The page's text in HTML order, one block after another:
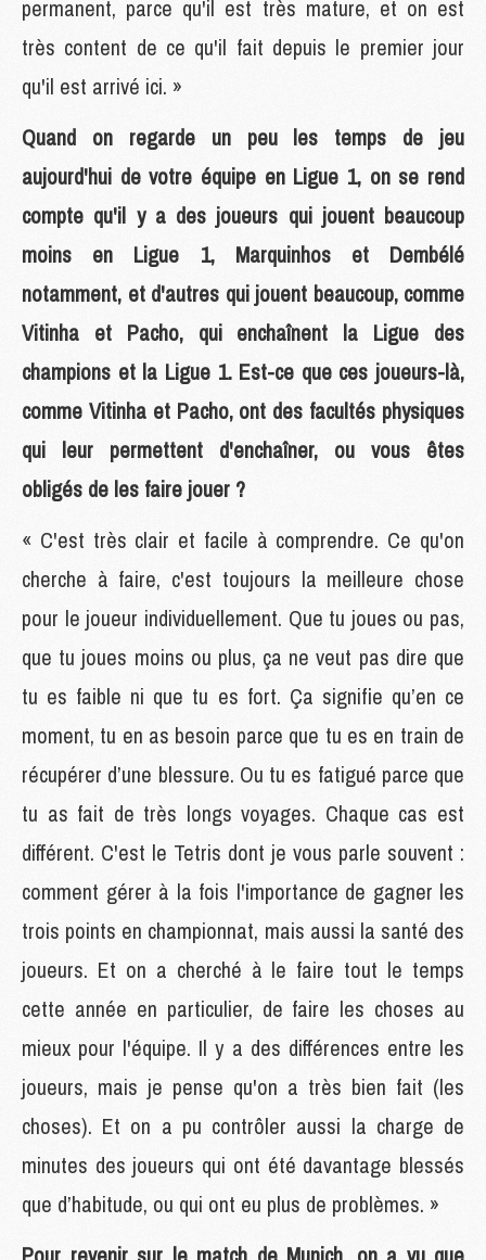
permanent, parce qu'il est très mature, et on est
très content de ce qu'il fait depuis le premier jour
qu'il est arrivé ici. »
Quand on regarde un peu les temps de jeu
aujourd'hui de votre équipe en Ligue 1, on se rend
compte qu'il y a des joueurs qui jouent beaucoup
moins en Ligue 1, Marquinhos et Dembélé
notamment, et d'autres qui jouent beaucoup, comme
Vitinha et Pacho, qui enchaînent la Ligue des
champions et la Ligue 1. Est-ce que ces joueurs-là,
comme Vitinha et Pacho, ont des facultés physiques
qui leur permettent d'enchaîner, ou vous êtes
obligés de les faire jouer ?
« C'est très clair et facile à comprendre. Ce qu'on
cherche à faire, c'est toujours la meilleure chose
pour le joueur individuellement. Que tu joues ou pas,
que tu joues moins ou plus, ça ne veut pas dire que
tu es faible ni que tu es fort. Ça signifie qu’en ce
moment, tu en as besoin parce que tu es en train de
récupérer d’une blessure. Ou tu es fatigué parce que
tu as fait de très longs voyages. Chaque cas est
différent. C'est le Tetris dont je vous parle souvent :
comment gérer à la fois l'importance de gagner les
trois points en championnat, mais aussi la santé des
joueurs. Et on a cherché à le faire tout le temps
cette année en particulier, de faire les choses au
mieux pour l'équipe. Il y a des différences entre les
joueurs, mais je pense qu'on a très bien fait (les
choses). Et on a pu contrôler aussi la charge de
minutes des joueurs qui ont été davantage blessés
que d’habitude, ou qui ont eu plus de problèmes. »